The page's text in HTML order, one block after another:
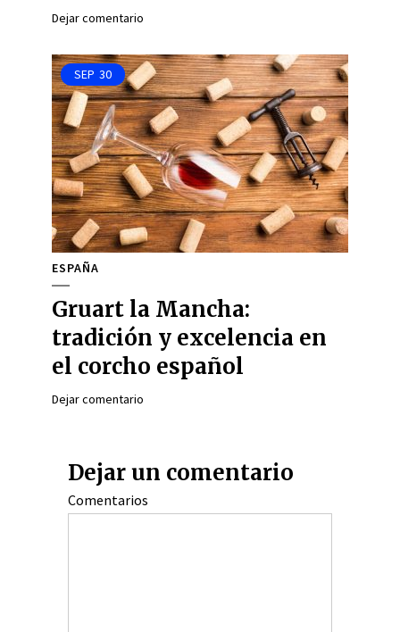
Dejar comentario
SEP 30
ESPAÑA
Gruart la Mancha:
tradición y excelencia en
el corcho español
Dejar comentario
Dejar un comentario
Comentarios